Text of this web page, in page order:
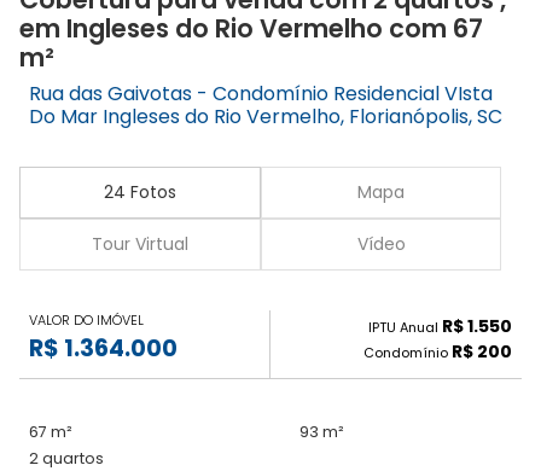
em Ingleses do Rio Vermelho com 67
m²
Rua das Gaivotas - Condomínio Residencial VIsta
Do Mar Ingleses do Rio Vermelho, Florianópolis, SC
24 Fotos Mapa
Tour Virtual Vídeo
VALOR DO IMÓVEL
R$ 1.364.000
IPTU Anual R$ 1.550
Condomínio R$ 200
67 m²
93 m²
2 quartos